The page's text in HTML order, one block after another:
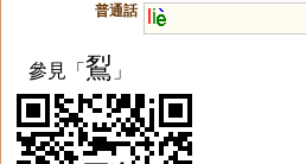
普通話
li
參見「鴷 」